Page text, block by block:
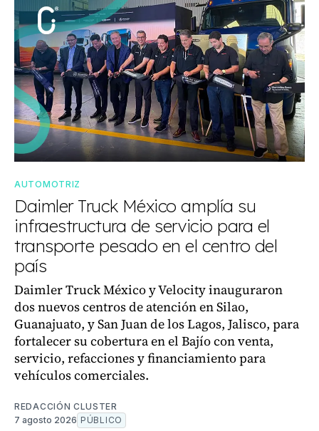
AUTOMOTRIZ
Daimler Truck México amplía su
infraestructura de servicio para el
transporte pesado en el centro del
país
Daimler Truck México y Velocity inauguraron
dos nuevos centros de atención en Silao,
Guanajuato, y San Juan de los Lagos, Jalisco, para
fortalecer su cobertura en el Bajío con venta,
servicio, refacciones y financiamiento para
vehículos comerciales.
REDACCIÓN CLUSTER
7 agosto 2026 PÚBLICO